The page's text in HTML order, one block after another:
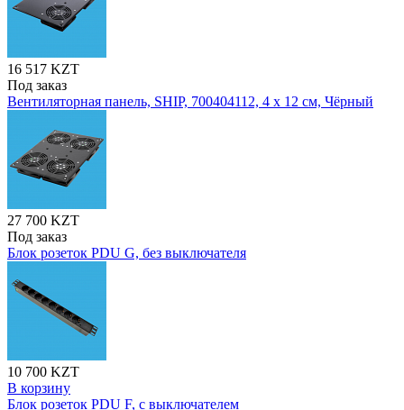
16 517 KZT
Под заказ
Вентиляторная панель, SHIP, 700404112, 4 х 12 см, Чёрный
27 700 KZT
Под заказ
Блок розеток PDU G, без выключателя
10 700 KZT
В корзину
Блок розеток PDU F, с выключателем